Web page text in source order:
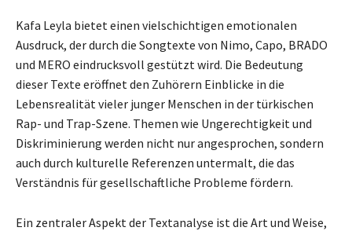
Kafa Leyla bietet einen vielschichtigen emotionalen
Ausdruck, der durch die Songtexte von Nimo, Capo, BRADO
und MERO eindrucksvoll gestützt wird. Die Bedeutung
dieser Texte eröffnet den Zuhörern Einblicke in die
Lebensrealität vieler junger Menschen in der türkischen
Rap- und Trap-Szene. Themen wie Ungerechtigkeit und
Diskriminierung werden nicht nur angesprochen, sondern
auch durch kulturelle Referenzen untermalt, die das
Verständnis für gesellschaftliche Probleme fördern.
Ein zentraler Aspekt der Textanalyse ist die Art und Weise,